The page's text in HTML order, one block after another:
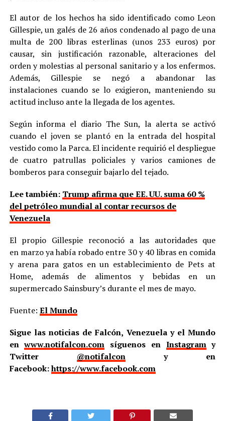
El autor de los hechos ha sido identificado como Leon
Gillespie, un galés de 26 años condenado al pago de una
multa de 200 libras esterlinas (unos 233 euros) por
causar, sin justificación razonable, alteraciones del
orden y molestias al personal sanitario y a los enfermos.
Además, Gillespie se negó a abandonar las
instalaciones cuando se lo exigieron, manteniendo su
actitud incluso ante la llegada de los agentes.
Según informa el diario The Sun, la alerta se activó
cuando el joven se plantó en la entrada del hospital
vestido como la Parca. El incidente requirió el despliegue
de cuatro patrullas policiales y varios camiones de
bomberos para conseguir bajarlo del tejado.
Lee también: Trump afirma que EE. UU. suma 60 %
del petróleo mundial al contar recursos de
Venezuela
El propio Gillespie reconoció a las autoridades que
en marzo ya había robado entre 30 y 40 libras en comida
y arena para gatos en un establecimiento de Pets at
Home, además de alimentos y bebidas en un
supermercado Sainsbury’s durante el mes de mayo.
Fuente: El Mundo
Sigue las noticias de Falcón, Venezuela y el Mundo
enwww.notifalcon.com síguenos en Instagramy
Twitter @notifalcony en
Facebook:https://www.facebook.com